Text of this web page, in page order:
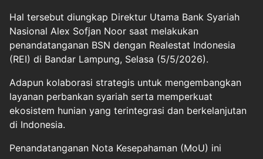
Hal tersebut diungkap Direktur Utama Bank Syariah
Nasional Alex Sofjan Noor saat melakukan
penandatanganan BSN dengan Realestat Indonesia
(REI) di Bandar Lampung, Selasa (5/5/2026).
Adapun kolaborasi strategis untuk mengembangkan
layanan perbankan syariah serta memperkuat
ekosistem hunian yang terintegrasi dan berkelanjutan
di Indonesia.
Penandatanganan Nota Kesepahaman (MoU) ini